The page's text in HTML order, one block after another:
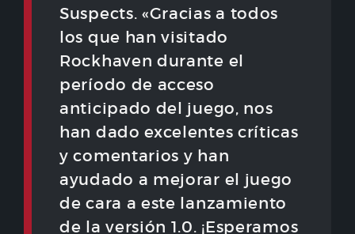
Suspects. «Gracias a todos
los que han visitado
Rockhaven durante el
período de acceso
anticipado del juego, nos
han dado excelentes críticas
y comentarios y han
ayudado a mejorar el juego
de cara a este lanzamiento
de la versión 1.0. ¡Esperamos